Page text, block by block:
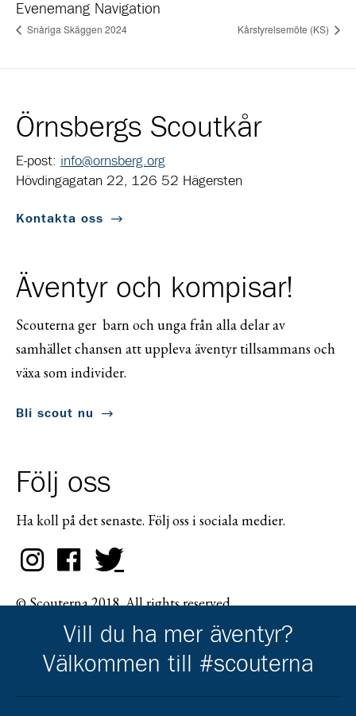
Evenemang Navigation
Snåriga Skäggen 2024 Kårstyrelsemöte (KS)
Örnsbergs Scoutkår
E-post: info@ornsberg.org
Hövdingagatan 22, 126 52 Hägersten
Kontakta oss
Äventyr och kompisar!
Scouterna ger barn och unga från alla delar av
samhället chansen att uppleva äventyr tillsammans och
växa som individer.
Bli scout nu
Följ oss
Ha koll på det senaste. Följ oss i sociala medier.
© Scouterna 2018. All rights reserved.
Vill du ha mer äventyr?
Välkommen till #scouterna